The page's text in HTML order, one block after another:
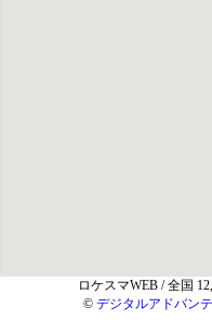
ロケスマWEB / 全国
© デジタルアドバン